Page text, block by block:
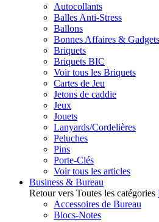
Autocollants
Balles Anti-Stress
Ballons
Bonnes Affaires & Gadgets
Briquets
Briquets BIC
Voir tous les Briquets
Cartes de Jeu
Jetons de caddie
Jeux
Jouets
Lanyards/Cordelières
Peluches
Pins
Porte-Clés
Voir tous les articles
Business & Bureau
Retour vers Toutes les catégories
Accessoires de Bureau
Blocs-Notes